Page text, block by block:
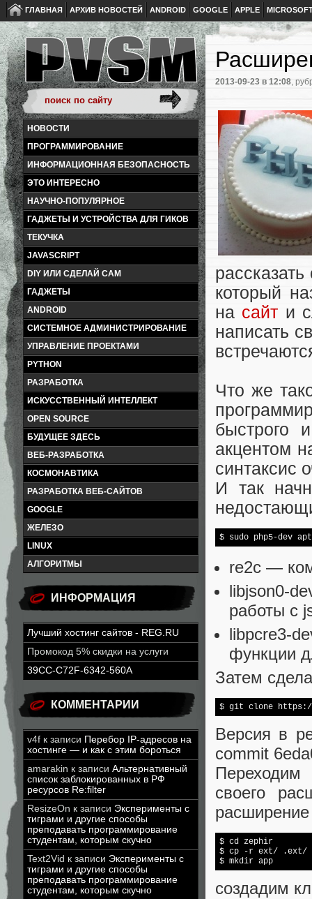
ГЛАВНАЯ АРХИВ НОВОСТЕЙ ANDROID GOOGLE APPLE
НОВОСТИ
ПРОГРАММИРОВАНИЕ
ИНФОРМАЦИОННАЯ БЕЗОПАСНОСТЬ
ЭТО ИНТЕРЕСНО
НАУЧНО-ПОПУЛЯРНОЕ
ГАДЖЕТЫ И УСТРОЙСТВА ДЛЯ ГИКОВ
ТЕКУЧКА
JAVASCRIPT
DIY ИЛИ СДЕЛАЙ САМ
ГАДЖЕТЫ
ANDROID
СИСТЕМНОЕ АДМИНИСТРИРОВАНИЕ
УПРАВЛЕНИЕ ПРОЕКТАМИ
PYTHON
РАЗРАБОТКА
ИСКУССТВЕННЫЙ ИНТЕЛЛЕКТ
OPEN SOURCE
БУДУЩЕЕ ЗДЕСЬ
ВЕБ-РАЗРАБОТКА
КОСМОНАВТИКА
РАЗРАБОТКА ВЕБ-САЙТОВ
GOOGLE
ЖЕЛЕЗО
LINUX
АЛГОРИТМЫ
ИНФОРМАЦИЯ
Лучший хостинг сайтов - REG.RU
Промокод 5% скидки на услуги
39CC-C72F-6342-560A
КОММЕНТАРИИ
v4f к записи Перебор IP-адресов на
хостинге — и как с этим бороться
amarakin к записи Альтернативный
список заблокированных в РФ
ресурсов Re:filter
ResizeOn к записи Эксперименты с
тиграми и другие способы
преподавать программирование
студентам, которым скучно
Text2Vid к записи Эксперименты с
тиграми и другие способы
преподавать программирование
студентам, которым скучно
2013-09-23 в 12:08,
который
на сайт и
написать
Что же
быстрого
акцентом
синтаксис
И так
re2c —
libjson0-
работы с
libpcre3-
функции
Затем
$ git clone
Версия в
commit
своего
$ cd zephir
$ cp -r ext/ .ext/
создадим